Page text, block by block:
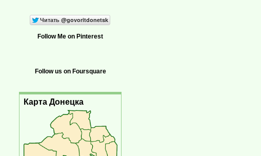
Follow Me on Pinterest
Follow us on Foursquare
Карта Донецка